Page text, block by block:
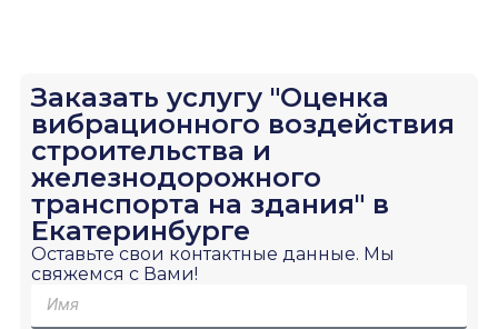
Заказать услугу "Оценка
вибрационного воздействия
строительства и
железнодорожного
транспорта на здания" в
Екатеринбурге
Оставьте свои контактные данные. Мы
свяжемся с Вами!